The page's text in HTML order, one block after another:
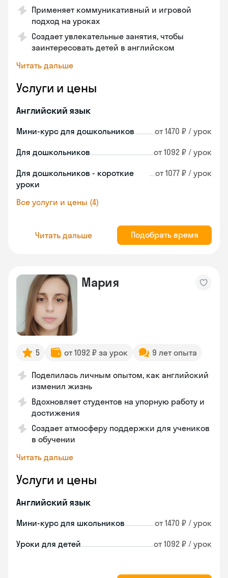
Применяет коммуникативный и игровой
подход на уроках
Создает увлекательные занятия, чтобы
заинтересовать детей в английском
Читать дальше
Услуги и цены
Английский язык
Мини-курс для дошкольников от 1470 ₽ / урок
Для дошкольников от 1092 ₽ / урок
Для дошкольников - короткие
уроки
от 1077 ₽ / урок
Все услуги и цены (4)
Читать дальше Подобрать время
Мария
5 от 1092 ₽ за урок 9 лет опыта
Поделилась личным опытом, как английский
изменил жизнь
Вдохновляет студентов на упорную работу и
достижения
Создает атмосферу поддержки для учеников
в обучении
Читать дальше
Услуги и цены
Английский язык
Мини-курс для школьников от 1470 ₽ / урок
Уроки для детей от 1092 ₽ / урок